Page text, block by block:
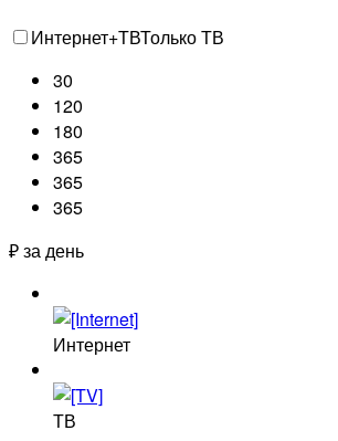
Интернет+ТВТолько ТВ
30
120
180
365
365
365
₽ за день
Интернет
ТВ